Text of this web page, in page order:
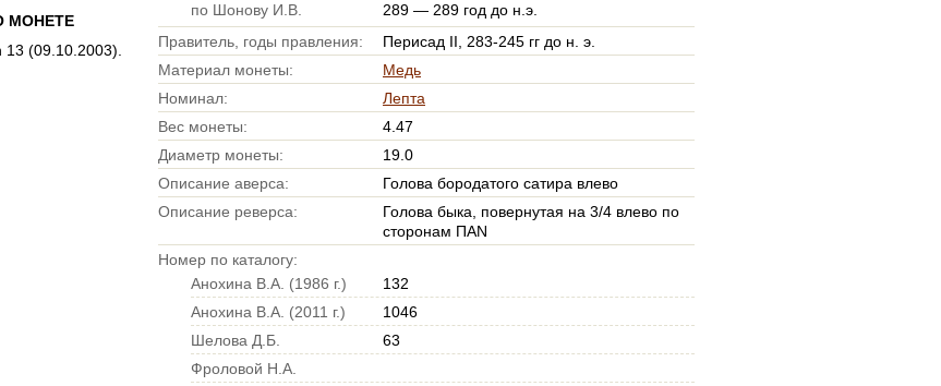
МОНЕТЕ
(09.10.2003).
по Шонову И.В.
289 — 289 год до н.э.
Правитель, годы правления:
Перисад II, 283-245 гг до н. э.
Материал монеты:
Медь
Номинал:
Лепта
Вес монеты:
4.47
Диаметр монеты:
19.0
Описание аверса:
Голова бородатого сатира влево
Описание реверса:
Голова быка, повернутая на 3/4 влево по
сторонам ПАN
Номер по каталогу:
Анохина В.А. (1986 г.)
132
Анохина В.А. (2011 г.)
1046
Шелова Д.Б.
63
Фроловой Н.А.